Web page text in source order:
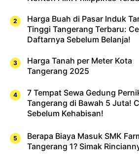
Harga Buah di Pasar Induk
Tinggi Tangerang Terbaru:
Daftarnya Sebelum Belanja!
Harga Tanah per Meter Kota
Tangerang 2025
7 Tempat Sewa Gedung
Tangerang di Bawah 5 Juta!
Sebelum Kehabisan!
Berapa Biaya Masuk SMK
Tangerang 1? Simak